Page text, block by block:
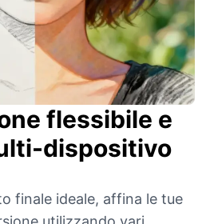
flessibile e
dispositivo
finale ideale, affina le tue